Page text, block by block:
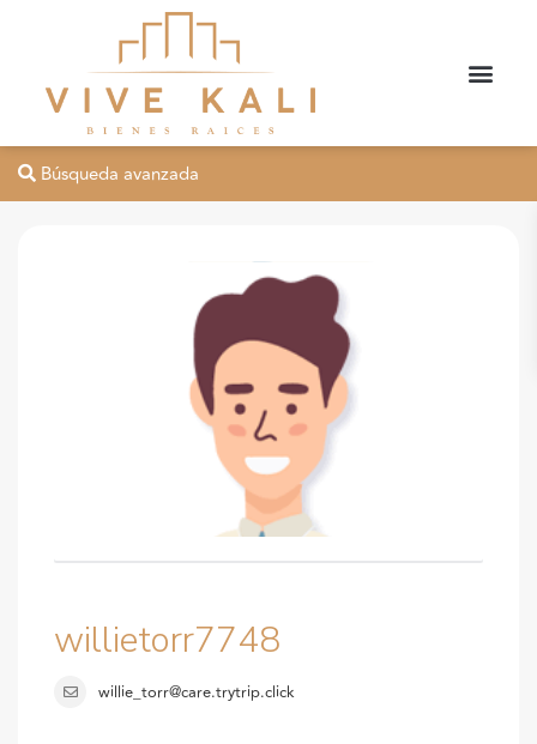
Búsqueda avanzada
willietorr7748
willie_torr@care.trytrip.click